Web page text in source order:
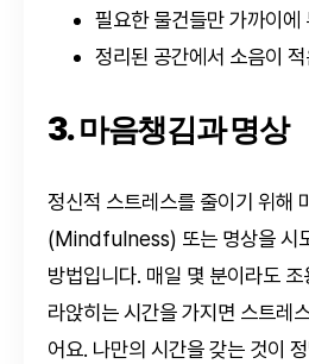
필요한 물건들만 가까이에
정리된 공간에서 소음이 적
3. 마음챙김과 명상
정신적 스트레스를 줄이기 위해
(Mindfulness) 또는 명상을 시
방법입니다. 매일 몇 분이라도
라앉히는 시간을 가지면 스트레
어요. 나만의 시간을 갖는 것이